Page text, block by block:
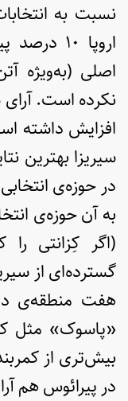
اروپا
اصلی (به‌ویژه
نکرده است.
سیریزا بهترین
در حوزه‌ی
به آن حوزه‌ی
(اگر کِزانتی
گسترده‌ای از
هفت منطقه‌ی
«پاسوک» مثل
بیش‌تری از
در پیرائوس هم آرائش از ۳۷ به